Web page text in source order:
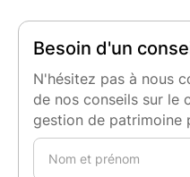
Besoin d'un
N'hésitez pas à nous
de nos conseils sur le
gestion de patrimoine